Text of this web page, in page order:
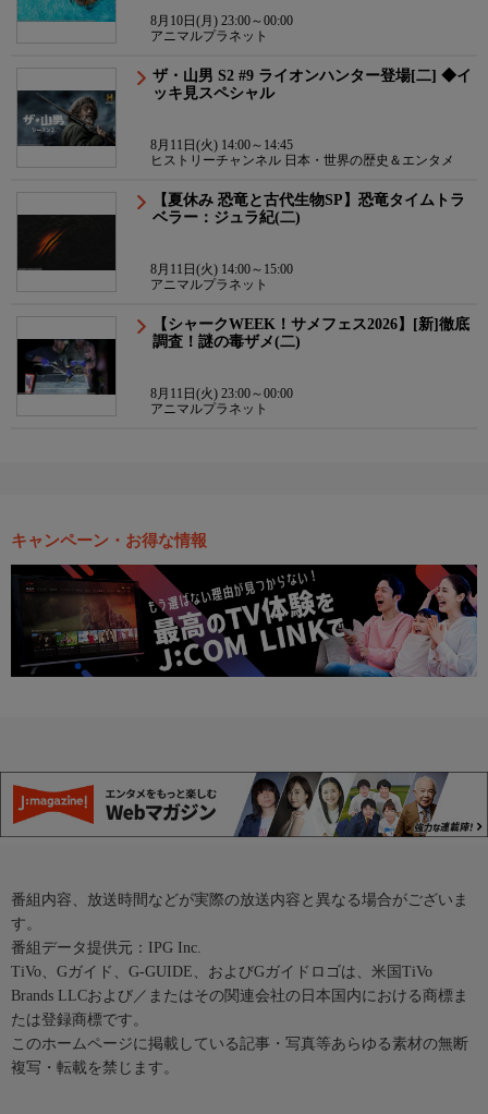
8月10日(月) 23:00～00:00
アニマルプラネット
ザ・山男 S2 #9 ライオンハンター登場[二] ◆イ
ッキ見スペシャル
8月11日(火) 14:00～14:45
ヒストリーチャンネル 日本・世界の歴史＆エンタメ
【夏休み 恐竜と古代生物SP】恐竜タイムトラ
ベラー：ジュラ紀(二)
8月11日(火) 14:00～15:00
アニマルプラネット
【シャークWEEK！サメフェス2026】[新]徹底
調査！謎の毒ザメ(二)
8月11日(火) 23:00～00:00
アニマルプラネット
キャンペーン・お得な情報
番組内容、放送時間などが実際の放送内容と異なる場合がございま
す。
番組データ提供元：IPG Inc.
TiVo、Gガイド、G-GUIDE、およびGガイドロゴは、米国TiVo
Brands LLCおよび／またはその関連会社の日本国内における商標ま
たは登録商標です。
このホームページに掲載している記事・写真等あらゆる素材の無断
複写・転載を禁じます。